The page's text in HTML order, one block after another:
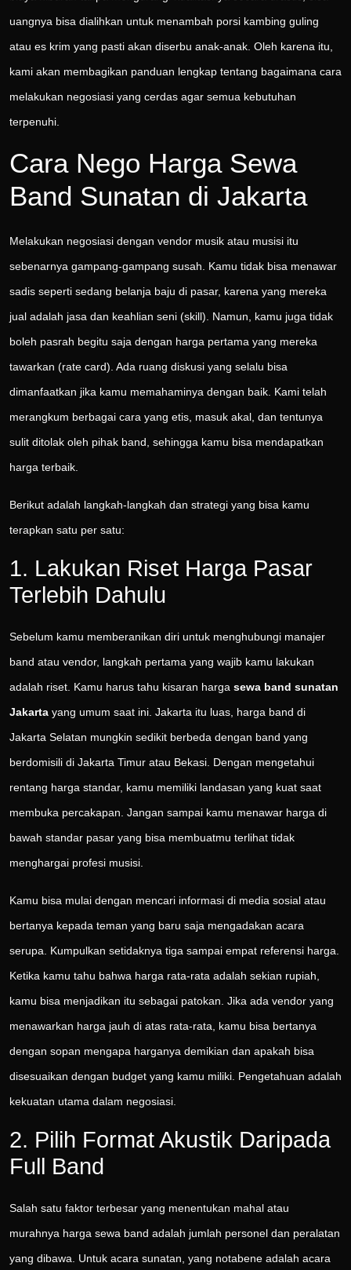
uangnya bisa dialihkan untuk menambah porsi kambing guling
atau es krim yang pasti akan diserbu anak-anak. Oleh karena itu,
kami akan membagikan panduan lengkap tentang bagaimana cara
melakukan negosiasi yang cerdas agar semua kebutuhan
terpenuhi.
Cara Nego Harga Sewa
Band Sunatan di Jakarta
Melakukan negosiasi dengan vendor musik atau musisi itu
sebenarnya gampang-gampang susah. Kamu tidak bisa menawar
sadis seperti sedang belanja baju di pasar, karena yang mereka
jual adalah jasa dan keahlian seni (skill). Namun, kamu juga tidak
boleh pasrah begitu saja dengan harga pertama yang mereka
tawarkan (rate card). Ada ruang diskusi yang selalu bisa
dimanfaatkan jika kamu memahaminya dengan baik. Kami telah
merangkum berbagai cara yang etis, masuk akal, dan tentunya
sulit ditolak oleh pihak band, sehingga kamu bisa mendapatkan
harga terbaik.
Berikut adalah langkah-langkah dan strategi yang bisa kamu
terapkan satu per satu:
1. Lakukan Riset Harga Pasar
Terlebih Dahulu
Sebelum kamu memberanikan diri untuk menghubungi manajer
band atau vendor, langkah pertama yang wajib kamu lakukan
adalah riset. Kamu harus tahu kisaran harga sewa band sunatan
Jakarta yang umum saat ini. Jakarta itu luas, harga band di
Jakarta Selatan mungkin sedikit berbeda dengan band yang
berdomisili di Jakarta Timur atau Bekasi. Dengan mengetahui
rentang harga standar, kamu memiliki landasan yang kuat saat
membuka percakapan. Jangan sampai kamu menawar harga di
bawah standar pasar yang bisa membuatmu terlihat tidak
menghargai profesi musisi.
Kamu bisa mulai dengan mencari informasi di media sosial atau
bertanya kepada teman yang baru saja mengadakan acara
serupa. Kumpulkan setidaknya tiga sampai empat referensi harga.
Ketika kamu tahu bahwa harga rata-rata adalah sekian rupiah,
kamu bisa menjadikan itu sebagai patokan. Jika ada vendor yang
menawarkan harga jauh di atas rata-rata, kamu bisa bertanya
dengan sopan mengapa harganya demikian dan apakah bisa
disesuaikan dengan budget yang kamu miliki. Pengetahuan adalah
kekuatan utama dalam negosiasi.
2. Pilih Format Akustik Daripada
Full Band
Salah satu faktor terbesar yang menentukan mahal atau
murahnya harga sewa band adalah jumlah personel dan peralatan
yang dibawa. Untuk acara sunatan, yang notabene adalah acara